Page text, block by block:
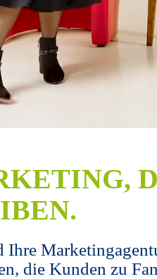
Ihre
die Kunden zu